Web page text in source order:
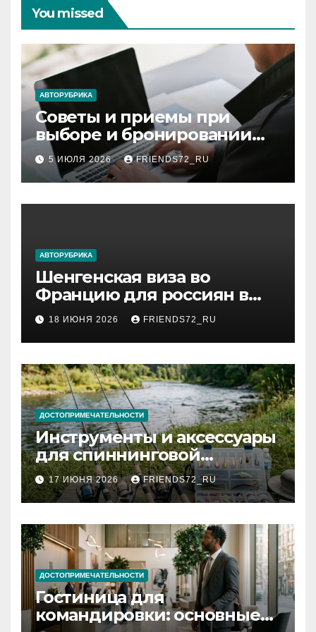
You missed
АВТОРУБРИКА
Советы и приемы при
выборе и бронировании
авиабилетов
5 ИЮЛЯ 2026 FRIENDS72_RU
АВТОРУБРИКА
Шенгенская виза во
Францию для россиян в
2026 году: сроки от 3 дней
и список необходимых
документов
18 ИЮНЯ 2026 FRIENDS72_RU
ДОСТОПРИМЕЧАТЕЛЬНОСТИ
Инструменты и аксессуары
для спиннинговой
рыбалки: назначение и
типы
17 ИЮНЯ 2026 FRIENDS72_RU
ДОСТОПРИМЕЧАТЕЛЬНОСТИ
Гостиница для
командировки: основные